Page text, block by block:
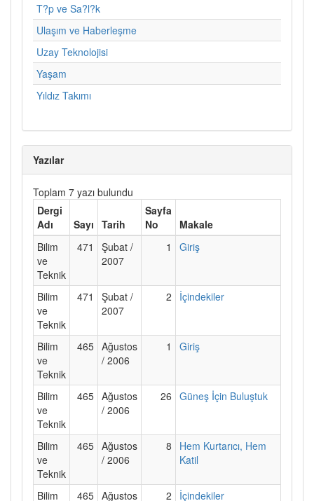
T?p ve Sa?l?k
Ulaşım ve Haberleşme
Uzay Teknolojisi
Yaşam
Yıldız Takımı
Yazılar
Toplam 7 yazı bulundu
Dergi
Adı
Sayı Tarih
Sayfa
No
Makale
Bilim
ve
Teknik
471
Şubat /
2007
1 Giriş
Bilim
ve
Teknik
471
Şubat /
2007
2 İçindekiler
Bilim
ve
Teknik
465 Ağustos
/ 2006
1 Giriş
Bilim
ve
Teknik
465 Ağustos
/ 2006
26 Güneş İçin Buluştuk
Bilim
ve
Teknik
465 Ağustos
/ 2006
8
Hem Kurtarıcı, Hem
Katil
Bilim 465 Ağustos 2 İçindekiler